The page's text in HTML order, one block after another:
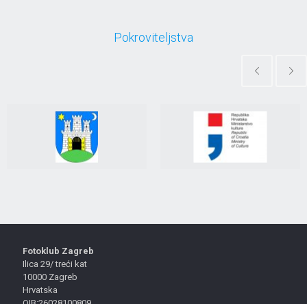
Pokroviteljstva
Fotoklub Zagreb
Ilica 29/ treći kat
10000 Zagreb
Hrvatska